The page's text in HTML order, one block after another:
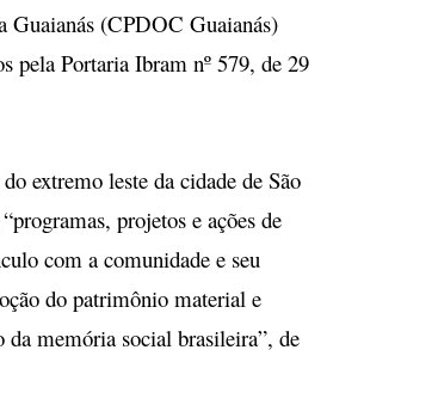
Guaianás (CPDOC Guaianás)
pela Portaria Ibram nº 579, de 29
extremo leste da cidade de São
projetos e ações de
com a comunidade e seu
do patrimônio material e
memória social brasileira”, de